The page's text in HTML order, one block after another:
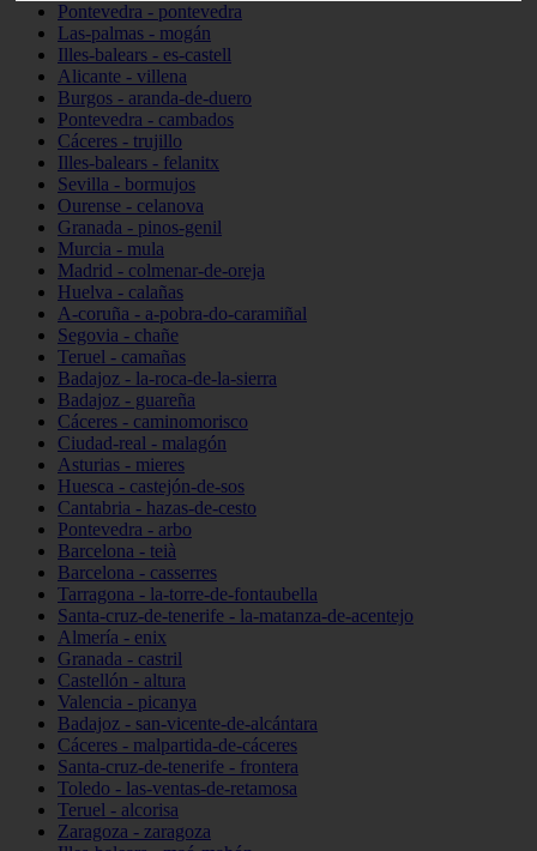
Pontevedra - pontevedra
Las-palmas - mogán
Illes-balears - es-castell
Alicante - villena
Burgos - aranda-de-duero
Pontevedra - cambados
Cáceres - trujillo
Illes-balears - felanitx
Sevilla - bormujos
Ourense - celanova
Granada - pinos-genil
Murcia - mula
Madrid - colmenar-de-oreja
Huelva - calañas
A-coruña - a-pobra-do-caramiñal
Segovia - chañe
Teruel - camañas
Badajoz - la-roca-de-la-sierra
Badajoz - guareña
Cáceres - caminomorisco
Ciudad-real - malagón
Asturias - mieres
Huesca - castejón-de-sos
Cantabria - hazas-de-cesto
Pontevedra - arbo
Barcelona - teià
Barcelona - casserres
Tarragona - la-torre-de-fontaubella
Santa-cruz-de-tenerife - la-matanza-de-acentejo
Almería - enix
Granada - castril
Castellón - altura
Valencia - picanya
Badajoz - san-vicente-de-alcántara
Cáceres - malpartida-de-cáceres
Santa-cruz-de-tenerife - frontera
Toledo - las-ventas-de-retamosa
Teruel - alcorisa
Zaragoza - zaragoza